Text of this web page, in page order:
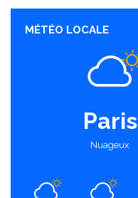
MÉTÉO LOCALE
Paris
Nuageux